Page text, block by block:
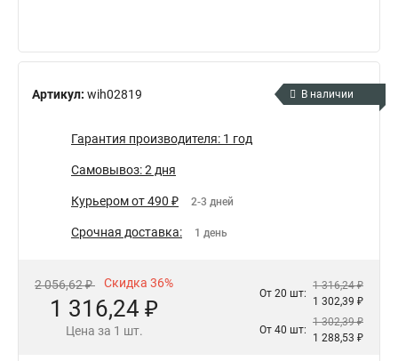
Артикул: wih02819 В наличии
Гарантия производителя: 1 год
Самовывоз: 2 дня
Курьером от 490 ₽ 2-3 дней
Срочная доставка: 1 день
2 056,62 ₽ Скидка 36%
1 316,24 ₽
Цена за 1 шт.
От 20 шт:
1 316,24 ₽
1 302,39 ₽
От 40 шт:
1 302,39 ₽
1 288,53 ₽